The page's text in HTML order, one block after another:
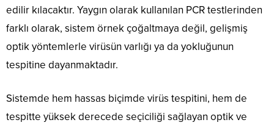
edilir kılacaktır. Yaygın olarak kullanılan PCR testlerinden
farklı olarak, sistem örnek çoğaltmaya değil, gelişmiş
optik yöntemlerle virüsün varlığı ya da yokluğunun
tespitine dayanmaktadır.
Sistemde hem hassas biçimde virüs tespitini, hem de
tespitte yüksek derecede seçiciliği sağlayan optik ve